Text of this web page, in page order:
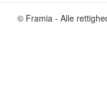
© Framia - Alle